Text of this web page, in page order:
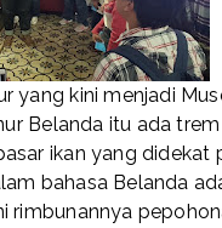
yang kini menjadi
Belanda itu ada
ikan yang didekat
bahasa Belanda
rimbunannya